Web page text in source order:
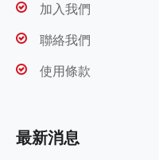
加入我們
聯絡我們
使用條款
最新消息